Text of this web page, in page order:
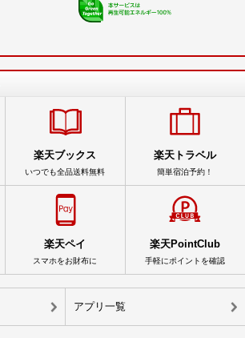
楽天ブックス
いつでも全品送料無料
楽天トラベル
簡単宿泊予約！
楽天ペイ
スマホをお財布に
楽天PointClub
手軽にポイントを確認
アプリ一覧